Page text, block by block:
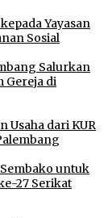
Yayasan
Sosial
Salurkan
Gereja di
Usaha dari KUR
untuk
27 Serikat